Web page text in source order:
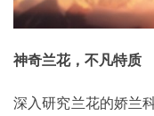
神奇兰花，不凡特质
深入研究兰花的娇兰